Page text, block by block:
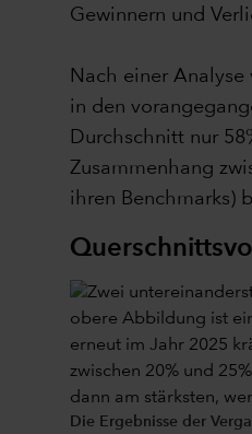
Gewinnern und
Nach einer
in den
Durchschnitt nur
Zusammenhang
ihren Benchmarks)
Die Ergebnisse der